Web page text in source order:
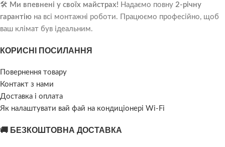
🛠️ Ми впевнені у своїх майстрах! Надаємо повну 2-річну
гарантію на всі монтажні роботи. Працюємо професійно, щоб
ваш клімат був ідеальним.
КОРИСНІ ПОСИЛАННЯ
Повернення товару
Контакт з нами
Доставка і оплата
Як налаштувати вай фай на кондиціонері Wi-Fi
🚚 БЕЗКОШТОВНА ДОСТАВКА